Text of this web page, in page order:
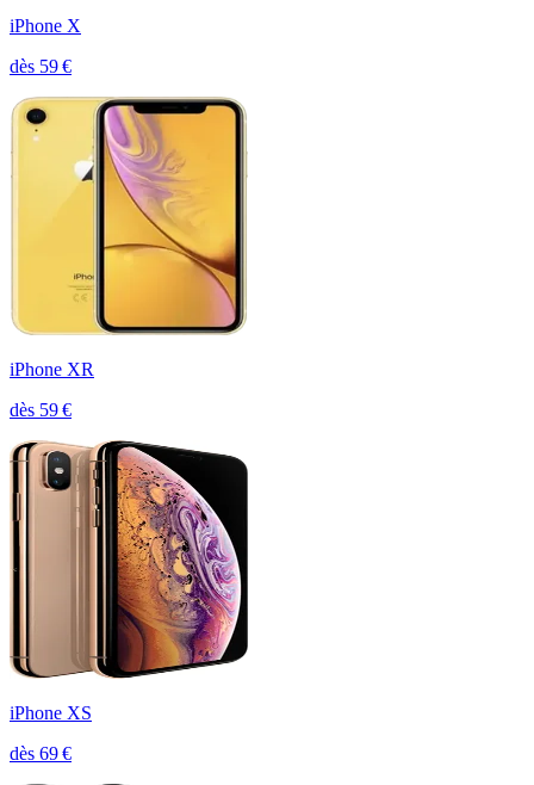
iPhone X
dès 59€
iPhone XR
dès 59€
iPhone XS
dès 69€